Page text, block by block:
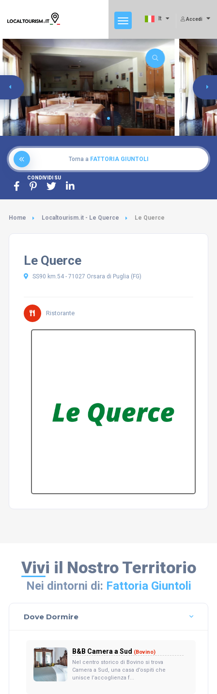
Accedi
It
Torna a FATTORIA GIUNTOLI
CONDIVIDI SU
Home Localtourism.it - Le Querce Le Querce
Le Querce
SS90 km.54 - 71027 Orsara di Puglia (FG)
Ristorante
Vivi il Nostro Territorio
Nei dintorni di: Fattoria Giuntoli
Dove Dormire
B&B Camera a Sud (Bovino)
Nel centro storico di Bovino si trova
Camera a Sud, una casa d’ospiti che
unisce l’accoglienza f...